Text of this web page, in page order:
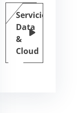
Servicios
Data
&
Cloud